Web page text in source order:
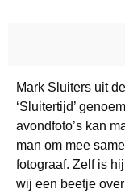
Mark Sluiters uit
‘Sluitertijd’
avondfoto’s kan
man om mee
fotograaf. Zelf is
wij een beetje